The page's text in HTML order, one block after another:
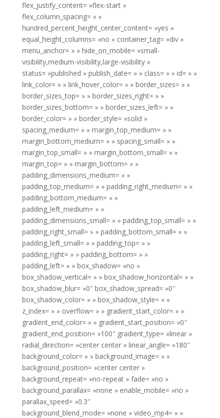
flex_justify_content= »flex-start »
flex_column_spacing= » »
hundred_percent_height_center_content= »yes »
equal_height_columns= »no » container_tag= »div »
menu_anchor= » » hide_on_mobile= »small-
visibility,medium-visibility,large-visibility »
status= »published » publish_date= » » class= » » id= » »
link_color= » » link_hover_color= » » border_sizes= » »
border_sizes_top= » » border_sizes_right= » »
border_sizes_bottom= » » border_sizes_left= » »
border_color= » » border_style= »solid »
spacing_medium= » » margin_top_medium= » »
margin_bottom_medium= » » spacing_small= » »
margin_top_small= » » margin_bottom_small= » »
margin_top= » » margin_bottom= » »
padding_dimensions_medium= » »
padding_top_medium= » » padding_right_medium= » »
padding_bottom_medium= » »
padding_left_medium= » »
padding_dimensions_small= » » padding_top_small= » »
padding_right_small= » » padding_bottom_small= » »
padding_left_small= » » padding_top= » »
padding_right= » » padding_bottom= » »
padding_left= » » box_shadow= »no »
box_shadow_vertical= » » box_shadow_horizontal= » »
box_shadow_blur= »0″ box_shadow_spread= »0″
box_shadow_color= » » box_shadow_style= » »
z_index= » » overflow= » » gradient_start_color= » »
gradient_end_color= » » gradient_start_position= »0″
gradient_end_position= »100″ gradient_type= »linear »
radial_direction= »center center » linear_angle= »180″
background_color= » » background_image= » »
background_position= »center center »
background_repeat= »no-repeat » fade= »no »
background_parallax= »none » enable_mobile= »no »
parallax_speed= »0.3″
background_blend_mode= »none » video_mp4= » »